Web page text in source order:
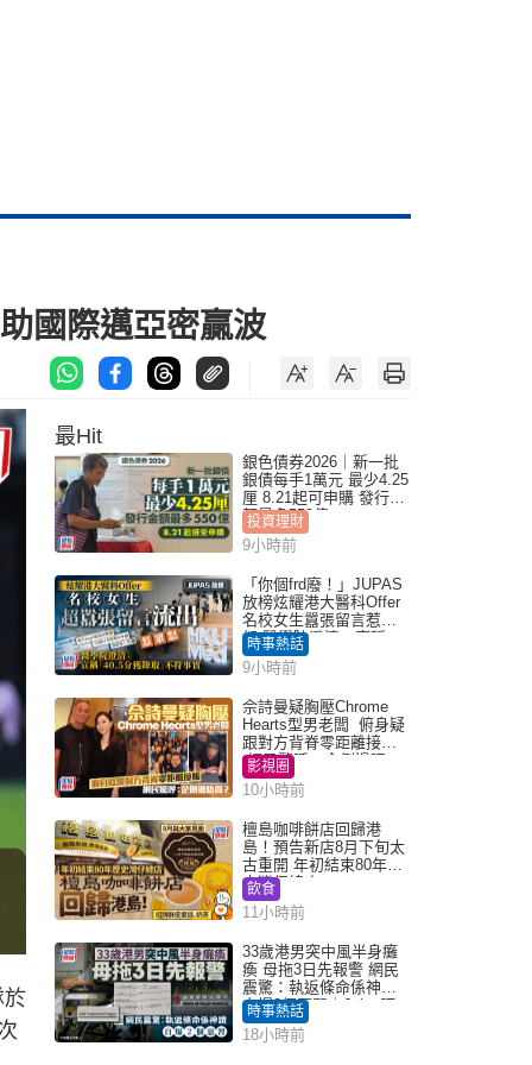
國際邁亞密贏波
於
最Hit
銀色債券2026｜新一批
銀債每手1萬元 最少4.25
厘 8.21起可申購 發行金
額最多550億
投資理財
9小時前
「你個frd廢！」JUPAS
放榜炫耀港大醫科Offer
名校女生囂張留言惹眾
怒 醫學院澄清：宣稱
「40.5分獲錄取」不符事
實｜Juicy叮
時事熱話
9小時前
佘詩曼疑胸壓Chrome
Hearts型男老闆 俯身疑
跟對方背脊零距離接觸
網民驚呼：企側邊唔
得？
影視圈
10小時前
檀島咖啡餅店回歸港
島！預告新店8月下旬太
古重開 年初結束80年歷
史灣仔總店
飲食
11小時前
33歲港男突中風半身癱
瘓 母拖3日先報警 網民
震驚：執返條命係神蹟
自爆2個惡習｜Juicy叮
時事熱話
18小時前